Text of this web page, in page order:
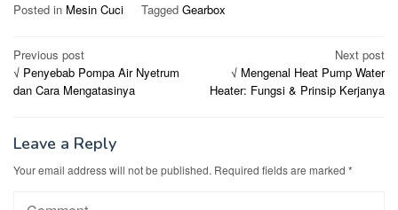
Posted in Mesin Cuci Tagged Gearbox
Post
navigation
Previous post
√ Penyebab Pompa Air Nyetrum
dan Cara Mengatasinya
Next post
√ Mengenal Heat Pump Water
Heater: Fungsi & Prinsip Kerjanya
Leave a Reply
Your email address will not be published. Required fields are marked *